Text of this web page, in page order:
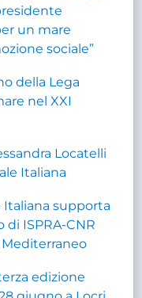
un mare
sociale”
della Lega
nel XXI
Locatelli
Italiana
Italiana supporta
ISPRA-CNR
edizione